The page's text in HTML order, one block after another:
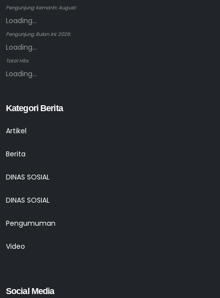
Pengunjung Kemarin: August:
Loading...
Pengunjung Bulan ini: 2026:
Loading...
Total Hits:
Loading...
Kategori Berita
Artikel
Berita
DINAS SOSIAL
DINAS SOSIAL
Pengumuman
Video
Social Media